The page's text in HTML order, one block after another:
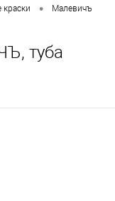
• Малевичъ
туба